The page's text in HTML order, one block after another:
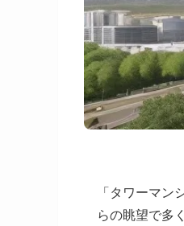
「タワーマ
らの眺望で多